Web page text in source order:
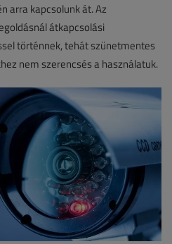
arra kapcsolunk át. Az
átkapcsolási
történnek, tehát szünetmentes
nem szerencsés a használatuk.